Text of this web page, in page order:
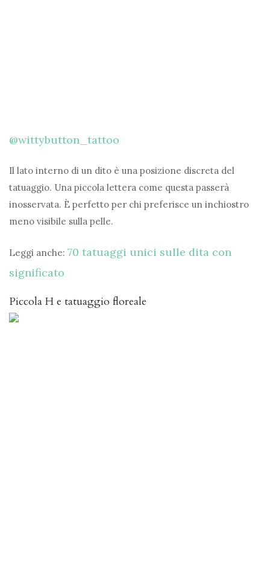
@wittybutton_tattoo
Il lato interno di un dito è una posizione discreta del
tatuaggio. Una piccola lettera come questa passerà
inosservata. È perfetto per chi preferisce un inchiostro
meno visibile sulla pelle.
Leggi anche: 70 tatuaggi unici sulle dita con
significato
Piccola H e tatuaggio floreale